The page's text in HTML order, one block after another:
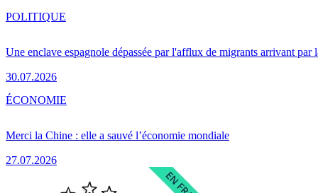
Une enclave espagnole dépassée par l'afflux de migrants arrivant par
30.07.2026
POLITIQUE
Merci la Chine : elle a sauvé l’économie mondiale
27.07.2026
ÉCONOMIE